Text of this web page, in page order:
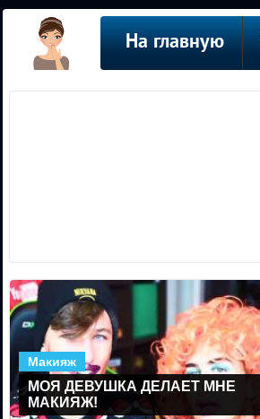
На главную
МОЯ ДЕВУШКА ДЕЛАЕТ МНЕ
МАКИЯЖ!
Макияж